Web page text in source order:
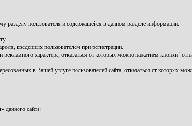
разделу пользователя и содержащейся в данном разделе информации.
введенных пользователем при регистрации.
характера, отказаться от которых можно нажатием кнопки
в Вашей услуге пользователей сайта, отказаться от которых
данного сайта: